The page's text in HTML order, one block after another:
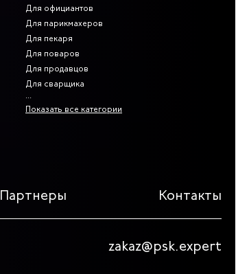
Для официантов
Для парикмахеров
Для пекаря
Для поваров
Для продавцов
Для сварщика
Показать все категории
Партнеры Контакты
zakaz@psk.expert